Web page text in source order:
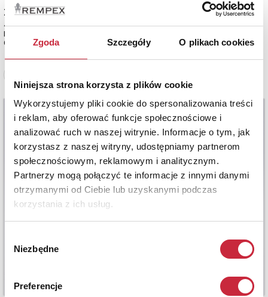
Zgoda Szczegóły O plikach cookies
Niniejsza strona korzysta z plików cookie
Wykorzystujemy pliki cookie do spersonalizowania treści
i reklam, aby oferować funkcje społecznościowe i
analizować ruch w naszej witrynie. Informacje o tym, jak
korzystasz z naszej witryny, udostępniamy partnerom
społecznościowym, reklamowym i analitycznym.
Partnerzy mogą połączyć te informacje z innymi danymi
otrzymanymi od Ciebie lub uzyskanymi podczas
korzystania z ich usług.
zgody
Niezbędne
Preferencje
Zestaw 4 kieliszków
4 szt. kieliszki (szkło błękitne barwione w masie, na spodzie oznaczenie:
MOSER; wys. 8 cm)
Czechy, Karlsbad, Moser, 2 ćw. XX w.